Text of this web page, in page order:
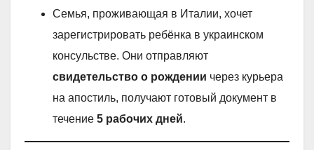
Семья, проживающая в Италии, хочет
зарегистрировать ребёнка в украинском
консульстве. Они отправляют
свидетельство о рождении через курьера
на апостиль, получают готовый документ в
течение 5 рабочих дней.